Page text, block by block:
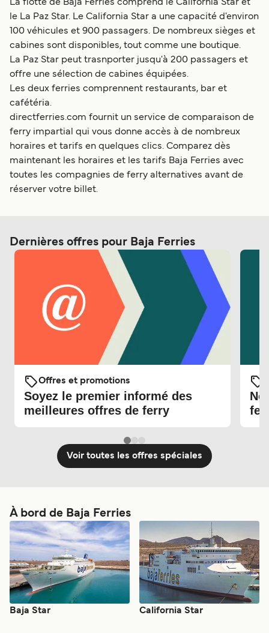
La flotte de Baja Ferries comprend le California Star et
le La Paz Star. Le California Star a une capacité d'environ
100 véhicules et 900 passagers. De nombreux sièges et
cabines sont disponibles, tout comme une boutique.
La Paz Star peut trasnporter jusqu'à 200 passagers et
offre une sélection de cabines équipées.
Les deux ferries comprennent restaurants, bar et
cafétéria.
directferries.com fournit un service de comparaison de
ferry impartial qui vous donne accès à de nombreux
horaires et tarifs en quelques clics. Comparez dès
maintenant les horaires et les tarifs Baja Ferries avec
toutes les compagnies de ferry alternatives avant de
réserver votre billet.
Dernières offres pour Baja Ferries
Offres et promotions
Soyez le premier informé des
meilleures offres de ferry
Voir toutes les offres spéciales
À bord de Baja Ferries
Baja Star California Star